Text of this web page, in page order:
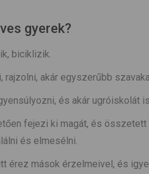
gyerek?
biciklizik.
rajzolni, akár egyszerűbb
és akár ugróiskolát
fejezi ki magát, és összetett
és elmesélni.
érez mások érzelmeivel, és